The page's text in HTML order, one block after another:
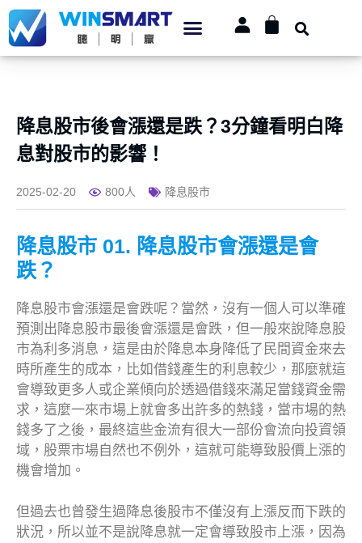
降息股市後會漲還是跌？3分鐘看明白降
息對股市的影響！
2025-02-20 800人 降息股市
降息股市 01. 降息股市會漲還是會
跌？
降息股市會漲還是會跌呢？當然，沒有一個人可以準確
預測出降息股市最後會漲還是會跌，但一般來說降息股
市為利多消息，這是由於降息本身降低了民間資金來去
時所產生的成本，比如借錢產生的利息較少，那麼就這
會導致更多人或企業傾向於透過借錢來滿足當錢資金需
求，這麼一來市場上就會多出許多的熱錢，當市場的熱
錢多了之後，最終這些金流有很大一部份會流向投資領
域，股票市場自然也不例外，這就可能導致股價上漲的
機會增加。
但過去也曾發生過降息後股市不僅沒有上漲反而下跌的
狀況，所以並不是說降息就一定會導致股市上漲，因為